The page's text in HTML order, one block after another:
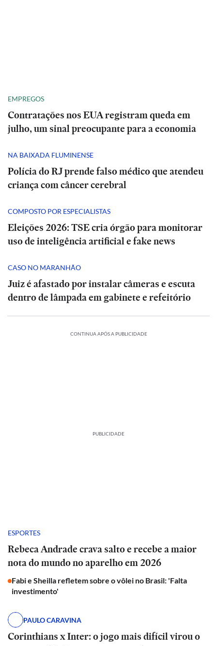
EMPREGOS
Contratações nos EUA registram queda em
julho, um sinal preocupante para a economia
NA BAIXADA FLUMINENSE
Polícia do RJ prende falso médico que atendeu
criança com câncer cerebral
COMPOSTO POR ESPECIALISTAS
Eleições 2026: TSE cria órgão para monitorar
uso de inteligência artificial e fake news
CASO NO MARANHÃO
Juiz é afastado por instalar câmeras e escuta
dentro de lâmpada em gabinete e refeitório
CONTINUA APÓS A PUBLICIDADE
PUBLICIDADE
ESPORTES
Rebeca Andrade crava salto e recebe a maior
nota do mundo no aparelho em 2026
Fabi e Sheilla refletem sobre o vôlei no Brasil: 'Falta
investimento'
PAULO CARAVINA
Corinthians x Inter: o jogo mais difícil virou o